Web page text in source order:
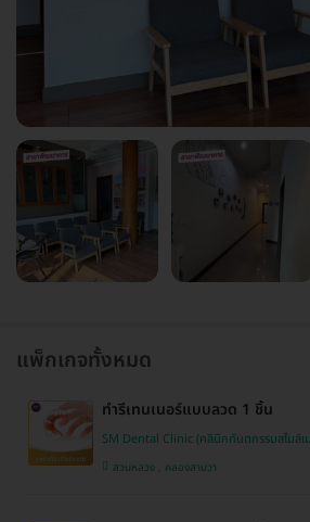
แพ็กเกจทั้งหมด
ทำรีเทนเนอร์แบบลวด 1 ชิ้น
SM Dental Clinic (คลินิกทันตกรรมสไมล์เ
สวนหลวง , คลองสามวา